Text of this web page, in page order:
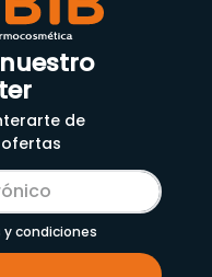
de
condiciones